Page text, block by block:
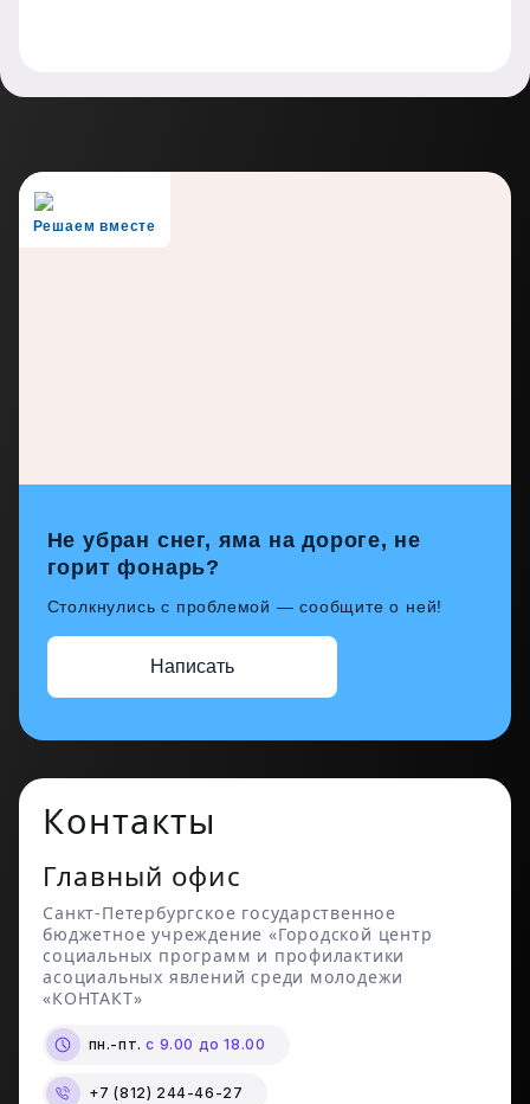
Решаем вместе
Не убран снег, яма на дороге, не
горит фонарь?
Столкнулись с проблемой — сообщите о ней!
Написать
Контакты
Главный офис
Санкт-Петербургское государственное
бюджетное учреждение «Городской центр
социальных программ и профилактики
асоциальных явлений среди молодежи
«КОНТАКТ»
пн.-пт.с 9.00 до 18.00
+7 (812) 244-46-27